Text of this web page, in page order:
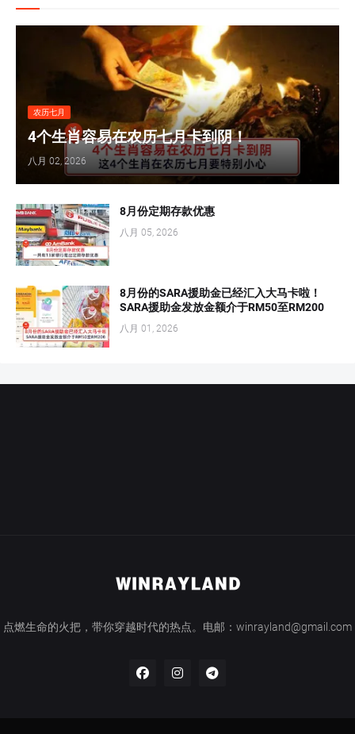
农历七月
4个生肖容易在农历七月卡到阴！
八月 02, 2026
8月份定期存款优惠
八月 05, 2026
8月份的SARA援助金已经汇入大马卡啦！
SARA援助金发放金额介于RM50至RM200
八月 01, 2026
点燃生命的火把，带你穿越时代的热点。电邮：winrayland@gmail.com